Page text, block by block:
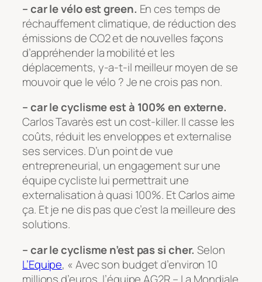
– car le vélo est green. En ces temps de
réchauffement climatique, de réduction des
émissions de CO2 et de nouvelles façons
d’appréhender la mobilité et les
déplacements, y-a-t-il meilleur moyen de se
mouvoir que le vélo ? Je ne crois pas non.
– car le cyclisme est à 100% en externe.
Carlos Tavarès est un cost-killer. Il casse les
coûts, réduit les enveloppes et externalise
ses services. D’un point de vue
entrepreneurial, un engagement sur une
équipe cycliste lui permettrait une
externalisation à quasi 100%. Et Carlos aime
ça. Et je ne dis pas que c’est la meilleure des
solutions.
– car le cyclisme n’est pas si cher.Selon
L’Equipe, « Avec son budget d’environ 10
millions d’euros, l’équipe AG2R – La Mondiale